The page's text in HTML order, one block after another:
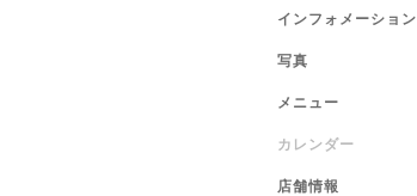
インフォメーション
写真
メニュー
カレンダー
店舗情報